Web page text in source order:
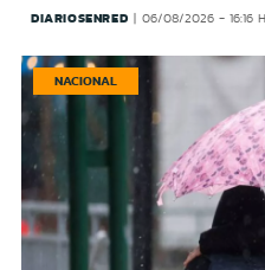
DIARIOSENRED 06/08/2026 - 16:16
NACIONAL